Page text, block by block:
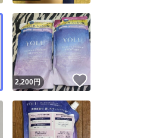
いいね！
2,200円